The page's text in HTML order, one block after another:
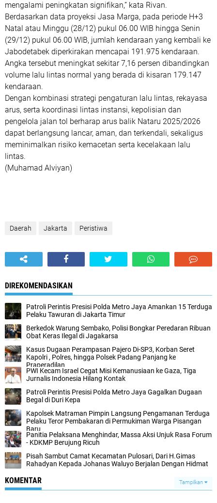
mengalami peningkatan signifikan,” kata Rivan.
‎Berdasarkan data proyeksi Jasa Marga, pada periode H+3
Natal atau Minggu (28/12) pukul 06.00 WIB hingga Senin
(29/12) pukul 06.00 WIB, jumlah kendaraan yang kembali ke
Jabodetabek diperkirakan mencapai 191.975 kendaraan.
Angka tersebut meningkat sekitar 7,16 persen dibandingkan
volume lalu lintas normal yang berada di kisaran 179.147
kendaraan.
Dengan kombinasi strategi pengaturan lalu lintas, rekayasa
arus, serta koordinasi lintas instansi, kepolisian dan
pengelola jalan tol berharap arus balik Nataru 2025/2026
dapat berlangsung lancar, aman, dan terkendali, sekaligus
meminimalkan risiko kemacetan serta kecelakaan lalu
lintas.
(Muhamad Alviyan)
Daerah Jakarta Peristiwa
DIREKOMENDASIKAN
Patroli Perintis Presisi Polda Metro Jaya Amankan 15 Terduga
Pelaku Tawuran di Jakarta Timur‎
Berkedok Warung Sembako, Polisi Bongkar Peredaran Ribuan
Obat Keras Ilegal di Jagakarsa‎
Kasus Dugaan Perampasan Pajero Di-SP3, Korban Seret
Kapolri , Polres, hingga Polsek Padang Panjang ke
Praperadilan
‎PWI Kecam Israel Cegat Misi Kemanusiaan ke Gaza, Tiga
Jurnalis Indonesia Hilang Kontak‎‎
‎Patroli Perintis Presisi Polda Metro Jaya Gagalkan Dugaan
Begal di Duri Kepa‎
‎Kapolsek Matraman Pimpin Langsung Pengamanan Terduga
Pelaku Teror Pembakaran di Permukiman Warga Pisangan
Baru‎
Panitia Pelaksana Menghindar, Massa Aksi Unjuk Rasa Forum
- KDKMP Berujung Ricuh
Pisah Sambut Camat Kecamatan Pulosari, Dari H.Gimas
Rahadyan Kepada Johanas Waluyo Berjalan Dengan Hidmat
KOMENTAR Tampilkan